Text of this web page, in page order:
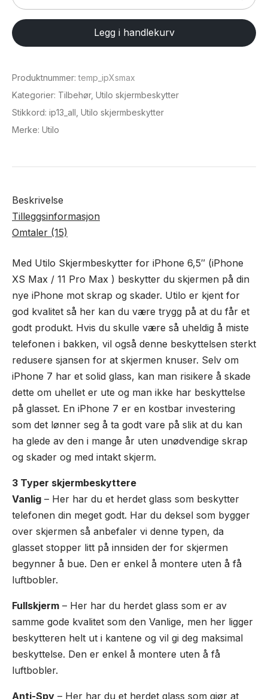
for
iPhone
6,5"
XS
Max
/
Legg i handlekurv
Produktnummer:temp_ipXsmax
Kategorier: Tilbehør, Utilo skjermbeskytter
Stikkord: ip13_all Utilo skjermbeskytter
Merke: Utilo
Beskrivelse
Tilleggsinformasjon
Omtaler (15)
Med Utilo Skjermbeskytter for iPhone 6,5″ (iPhone
XS Max / 11 Pro Max ) beskytter du skjermen på din
nye iPhone mot skrap og skader. Utilo er kjent for
god kvalitet så her kan du være trygg på at du får et
godt produkt. Hvis du skulle være så uheldig å miste
telefonen i bakken, vil også denne beskyttelsen sterkt
redusere sjansen for at skjermen knuser. Selv om
iPhone 7 har et solid glass, kan man risikere å skade
dette om uhellet er ute og man ikke har beskyttelse
på glasset. En iPhone 7 er en kostbar investering
som det lønner seg å ta godt vare på slik at du kan
ha glede av den i mange år uten unødvendige skrap
og skader og med intakt skjerm.
3 Typer skjermbeskyttere
Vanlig – Her har du et herdet glass som beskytter
telefonen din meget godt. Har du deksel som bygger
over skjermen så anbefaler vi denne typen, da
glasset stopper litt på innsiden der for skjermen
begynner å bue. Den er enkel å montere uten å få
luftbobler.
Fullskjerm – Her har du herdet glass som er av
samme gode kvalitet som den Vanlige, men her ligger
beskytteren helt ut i kantene og vil gi deg maksimal
beskyttelse. Den er enkel å montere uten å få
luftbobler.
Anti-Spy – Her har du et herdet glass som gjør at